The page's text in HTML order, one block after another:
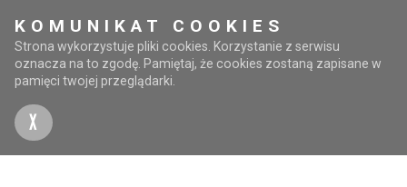
KOMUNIKAT COOKIES
Strona wykorzystuje pliki cookies. Korzystanie z serwisu
oznacza na to zgodę. Pamiętaj, że cookies zostaną zapisane w
pamięci twojej przeglądarki.
X